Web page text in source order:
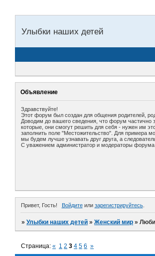
Улыбки наших детей
Объявление
Здравствуйте!
Этот форум был создан для общения родителей,
Доводим до вашего сведения, что форум частично
которые, они смогут решить для себя - нужен им
заполнить поле "Местожительство". Для примера
мы будем лучше узнавать друг друга, а
С уважением администратор и модераторы форума
Привет, Гость! Войдитеили зарегистрируйтесь.
»Улыбки наших детей »Женский мир »
Страница:« 1 2 3 4 5 6 »